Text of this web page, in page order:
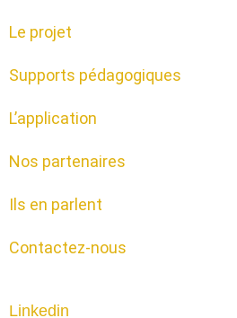
Le projet
Supports pédagogiques
L’application
Nos partenaires
Ils en parlent
Contactez-nous
Linkedin